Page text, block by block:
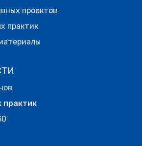
проектов
практик
практик